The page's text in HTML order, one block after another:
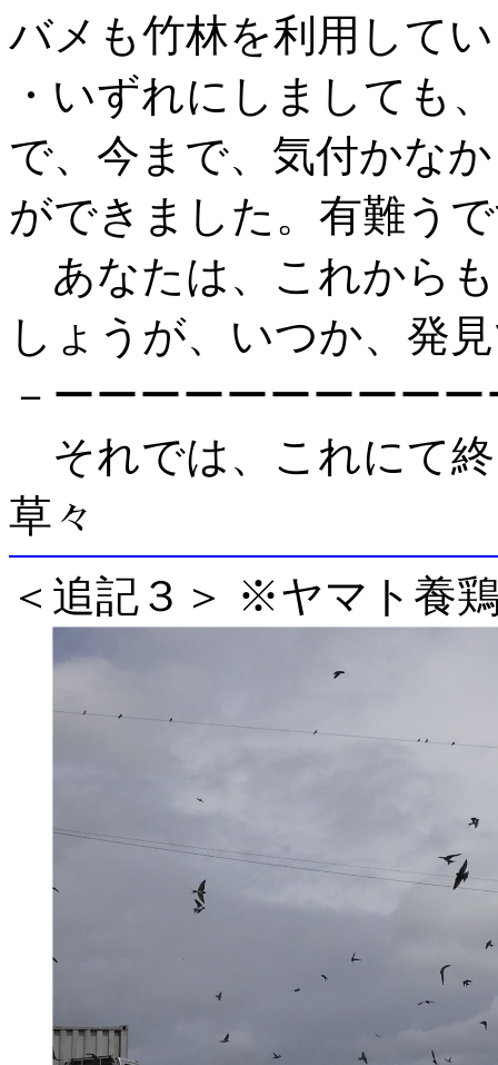
バメも竹林を利用して
・いずれにしましても
で、今まで、気付かな
ができました。有難う
あなたは、これから
しょうが、いつか、発
－ーーーーーーーーー
それでは、これにて
草々
＜追記３＞ ※ヤマト養